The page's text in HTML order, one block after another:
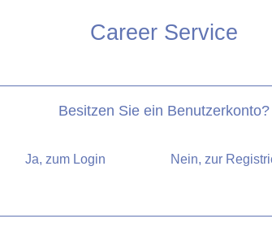
Career Service
Besitzen Sie ein Benutzerkonto?
Ja, zum Login Nein, zur